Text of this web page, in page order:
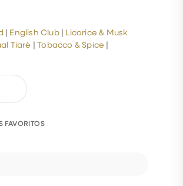
| English Club| Licorice & Musk
Tiarè |Tobacco & Spice |
FAVORITOS